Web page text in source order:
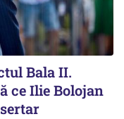
Bala II.
ce Ilie Bolojan